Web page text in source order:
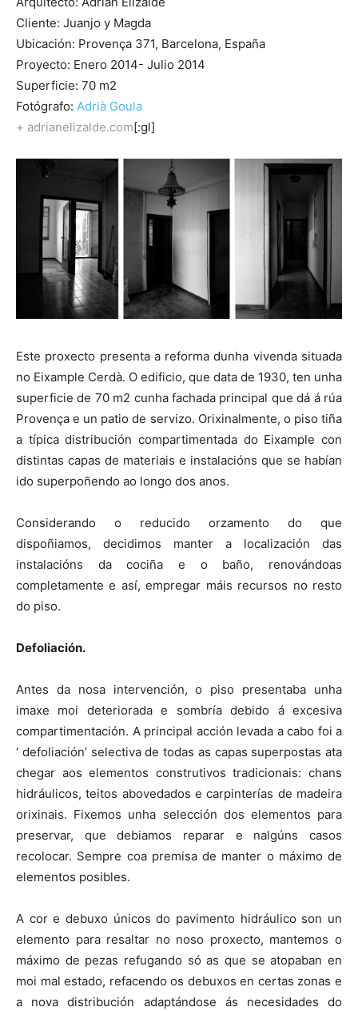
Cliente: Juanjo y Magda
Ubicación: Provença 371, Barcelona, España
Proyecto: Enero 2014- Julio 2014
Superficie: 70 m2
Fotógrafo: Adrià Goula
+ adrianelizalde.com[:gl]
Este proxecto presenta a reforma dunha vivenda situada
no Eixample Cerdà. O edificio, que data de 1930, ten unha
superficie de 70 m2 cunha fachada principal que dá á rúa
Provença e un patio de servizo. Orixinalmente, o piso tiña
a típica distribución compartimentada do Eixample con
distintas capas de materiais e instalacións que se habían
ido superpoñendo ao longo dos anos.
Considerando o reducido orzamento do que
dispoñiamos, decidimos manter a localización das
instalacións da cociña e o baño, renovándoas
completamente e así, empregar máis recursos no resto
do piso.
Defoliación.
Antes da nosa intervención, o piso presentaba unha
imaxe moi deteriorada e sombría debido á excesiva
compartimentación. A principal acción levada a cabo foi a
‘ defoliación’ selectiva de todas as capas superpostas ata
chegar aos elementos construtivos tradicionais: chans
hidráulicos, teitos abovedados e carpinterías de madeira
orixinais. Fixemos unha selección dos elementos para
preservar, que debiamos reparar e nalgúns casos
recolocar. Sempre coa premisa de manter o máximo de
elementos posibles.
A cor e debuxo únicos do pavimento hidráulico son un
elemento para resaltar no noso proxecto, mantemos o
máximo de pezas refugando só as que se atopaban en
moi mal estado, refacendo os debuxos en certas zonas e
a nova distribución adaptándose ás necesidades do